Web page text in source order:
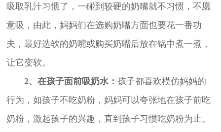
吸取乳汁习惯了，一碰到较硬的奶嘴就不习惯，不愿
意吸，由此，妈妈们在选购奶嘴方面也要花一番功
夫，最好选软的奶嘴或购买奶嘴后放在锅中煮一煮，
让它变软。
2、在孩子面前吸奶水： 孩子都喜欢模仿妈妈的
行为，如孩子不吃奶粉，妈妈可以夸张地在孩子前吃
奶粉，激起孩子的兴趣，直到孩子习惯吃奶粉为止。